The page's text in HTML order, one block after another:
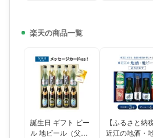
楽天の商品一覧
誕生日 ギフト ビー
ル 地ビール（父の
【ふるさと納
近江の地酒・